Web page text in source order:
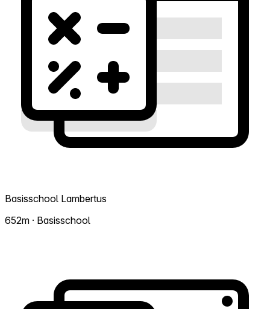
Basisschool Lambertus
652m · Basisschool